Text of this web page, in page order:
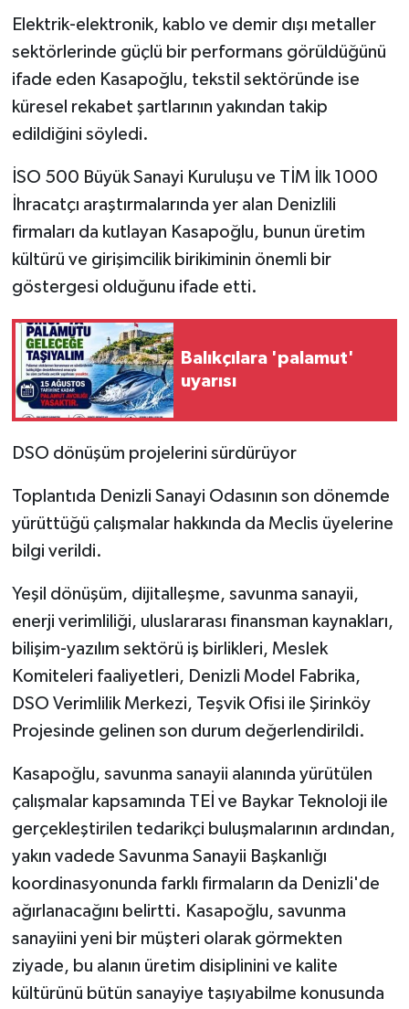
Elektrik-elektronik, kablo ve demir dışı metaller
sektörlerinde güçlü bir performans görüldüğünü
ifade eden Kasapoğlu, tekstil sektöründe ise
küresel rekabet şartlarının yakından takip
edildiğini söyledi.
İSO 500 Büyük Sanayi Kuruluşu ve TİM İlk 1000
İhracatçı araştırmalarında yer alan Denizlili
firmaları da kutlayan Kasapoğlu, bunun üretim
kültürü ve girişimcilik birikiminin önemli bir
göstergesi olduğunu ifade etti.
Balıkçılara 'palamut'
uyarısı
DSO dönüşüm projelerini sürdürüyor
Toplantıda Denizli Sanayi Odasının son dönemde
yürüttüğü çalışmalar hakkında da Meclis üyelerine
bilgi verildi.
Yeşil dönüşüm, dijitalleşme, savunma sanayii,
enerji verimliliği, uluslararası finansman kaynakları,
bilişim-yazılım sektörü iş birlikleri, Meslek
Komiteleri faaliyetleri, Denizli Model Fabrika,
DSO Verimlilik Merkezi, Teşvik Ofisi ile Şirinköy
Projesinde gelinen son durum değerlendirildi.
Kasapoğlu, savunma sanayii alanında yürütülen
çalışmalar kapsamında TEİ ve Baykar Teknoloji ile
gerçekleştirilen tedarikçi buluşmalarının ardından,
yakın vadede Savunma Sanayii Başkanlığı
koordinasyonunda farklı firmaların da Denizli'de
ağırlanacağını belirtti. Kasapoğlu, savunma
sanayiini yeni bir müşteri olarak görmekten
ziyade, bu alanın üretim disiplinini ve kalite
kültürünü bütün sanayiye taşıyabilme konusunda